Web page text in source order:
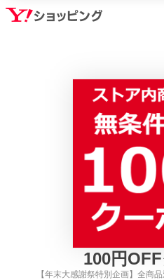
100円
【年末大感謝祭特別企画】全商